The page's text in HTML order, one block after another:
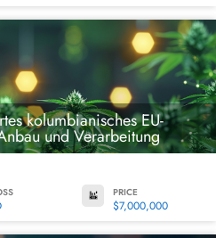
kolumbianisches EU-
und Verarbeitung
PRICE
$7,000,000